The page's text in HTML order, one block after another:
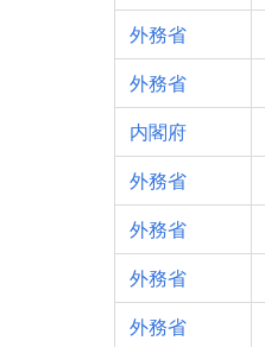
外務省
外務省
内閣府
外務省
外務省
外務省
外務省